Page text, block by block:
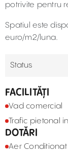
potrivite pentru
Spatiul este
euro/m2/luna.
Status
FACILITĂȚI
Vad comercial
Trafic pietonal
DOTĂRI
Aer Conditionat